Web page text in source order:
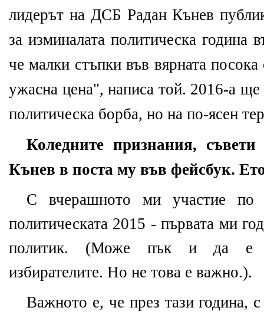
лидерът на ДСБ Радан Кънев
за изминалата политическа година
че малки стъпки във вярната
ужасна цена", написа той. 2016-а
политическа борба, но на по-ясен
Коледните признания,
Кънев в поста му във фейсбук.
С вчерашното ми участие
политическата 2015 - първата ми
политик. (Може пък и да е
избирателите. Но не това е важно.).
Важното е, че през тази година,